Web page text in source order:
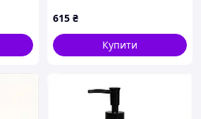
615 ₴
Купити